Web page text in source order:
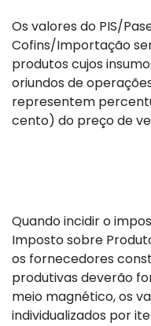
Os valores do PIS/
Cofins/Importação
produtos cujos
oriundos de
representem
cento) do preço de
Quando incidir o
Imposto sobre
os fornecedores
produtivas deverão
meio magnético, os
individualizados por